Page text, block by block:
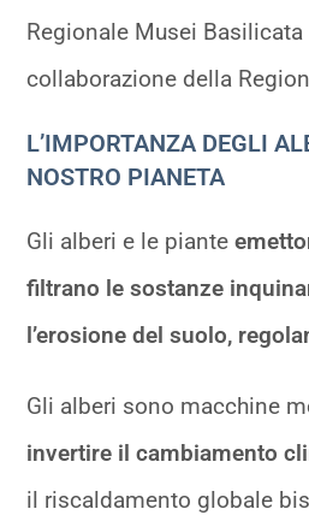
Regionale Musei
collaborazione della
L’IMPORTANZA DEGLI
NOSTRO PIANETA
Gli alberi e le piante
filtrano le sostanze
l’erosione del suolo,
Gli alberi sono macchine
invertire il cambiamento
il riscaldamento globale